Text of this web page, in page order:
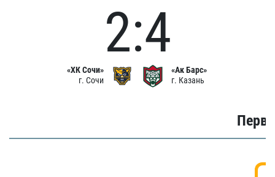
«ХК Сочи»
г. Сочи
2:4
«Ак Барс»
г. Казань